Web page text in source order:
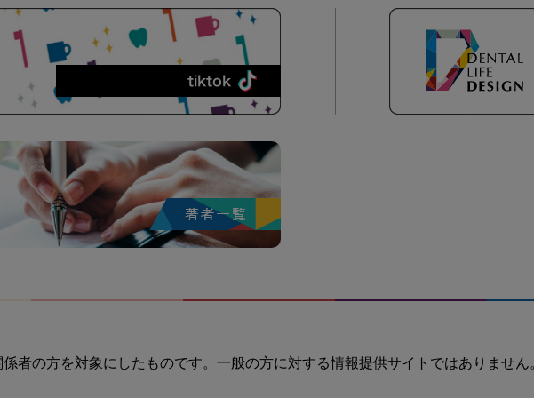
者の方を対象にしたものです。一般の方に対する情報提供サイトではありません